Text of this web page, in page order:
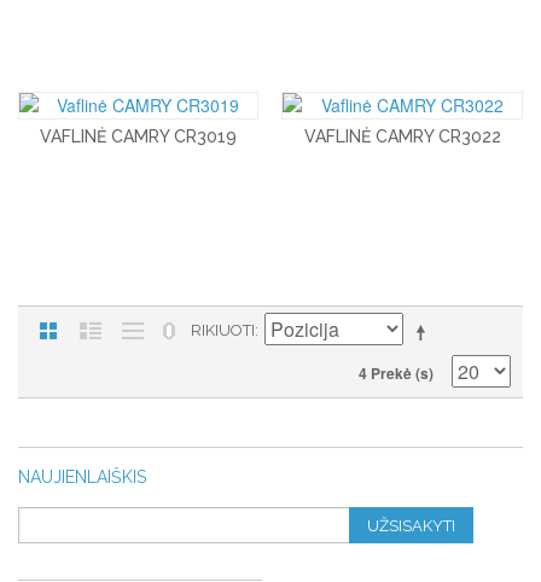
VAFLINĖ CAMRY CR3019 VAFLINĖ CAMRY CR3022
RIKIUOTI
4 Prekė (s)
NAUJIENLAIŠKIS
UŽSISAKYTI